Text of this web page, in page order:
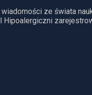
ze świata